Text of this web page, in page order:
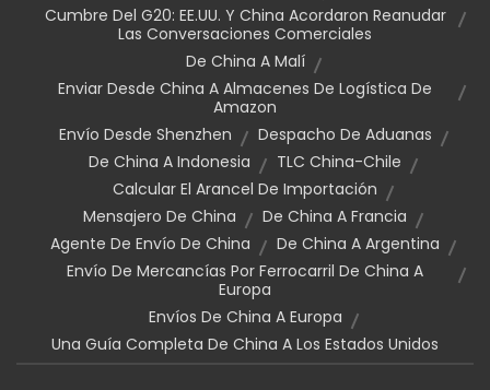
Cumbre Del G20: EE.UU. Y China Acordaron Reanudar
Las Conversaciones Comerciales
De China A Malí
Enviar Desde China A Almacenes De Logística De
Amazon
Envío Desde Shenzhen
Despacho De Aduanas
De China A Indonesia
TLC China-Chile
Calcular El Arancel De Importación
Mensajero De China
De China A Francia
Agente De Envío De China
De China A Argentina
Envío De Mercancías Por Ferrocarril De China A
Europa
Envíos De China A Europa
Una Guía Completa De China A Los Estados Unidos